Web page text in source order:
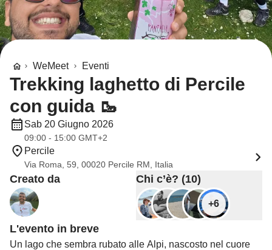
WeMeet Eventi
Trekking laghetto di Percile
con guida 🥾
Sab 20 Giugno 2026
09:00 - 15:00 GMT+2
Percile
Via Roma, 59, 00020 Percile RM, Italia
Creato da Chi c’è? (10)
+6
L'evento in breve
Un lago che sembra rubato alle Alpi, nascosto nel cuore